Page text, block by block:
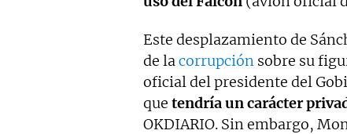
Este desplazamiento de
de la corrupción sobre su
oficial del presidente del
que tendría un carácter
OKDIARIO. Sin embargo,